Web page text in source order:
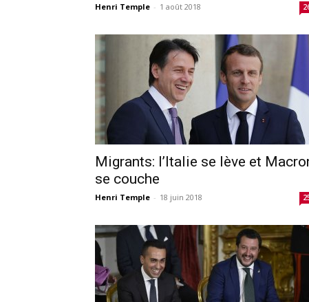
Henri Temple - 1 août 2018
Migrants: l’Italie se lève et
se couche
Henri Temple - 18 juin 2018